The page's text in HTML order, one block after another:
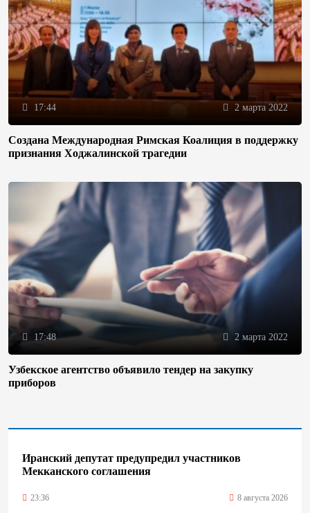
17:44 2 марта 2022
Создана Международная Римская Коалиция в поддержку
признания Ходжалинской трагедии
17:48 2 марта 2022
Узбекское агентство объявило тендер на закупку
приборов
Иранский депутат предупредил участников
Мекканского соглашения
23:36 8 августа 2026